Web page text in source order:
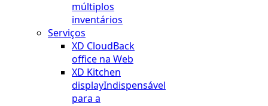
múltiplos
inventários
Serviços
XD CloudBack
office na Web
XD Kitchen
displayIndispensável
para a